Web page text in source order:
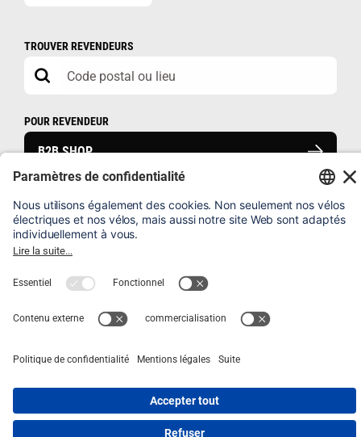
HIN & WEG
TROUVER REVENDEURS
POUR REVENDEUR
B2B SHOP